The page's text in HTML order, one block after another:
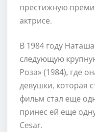
престижную
актрисе.
В 1984 году
следующую
Роза» (1984), где
девушки, которая
фильм стал еще
принес ей еще
Cesar.